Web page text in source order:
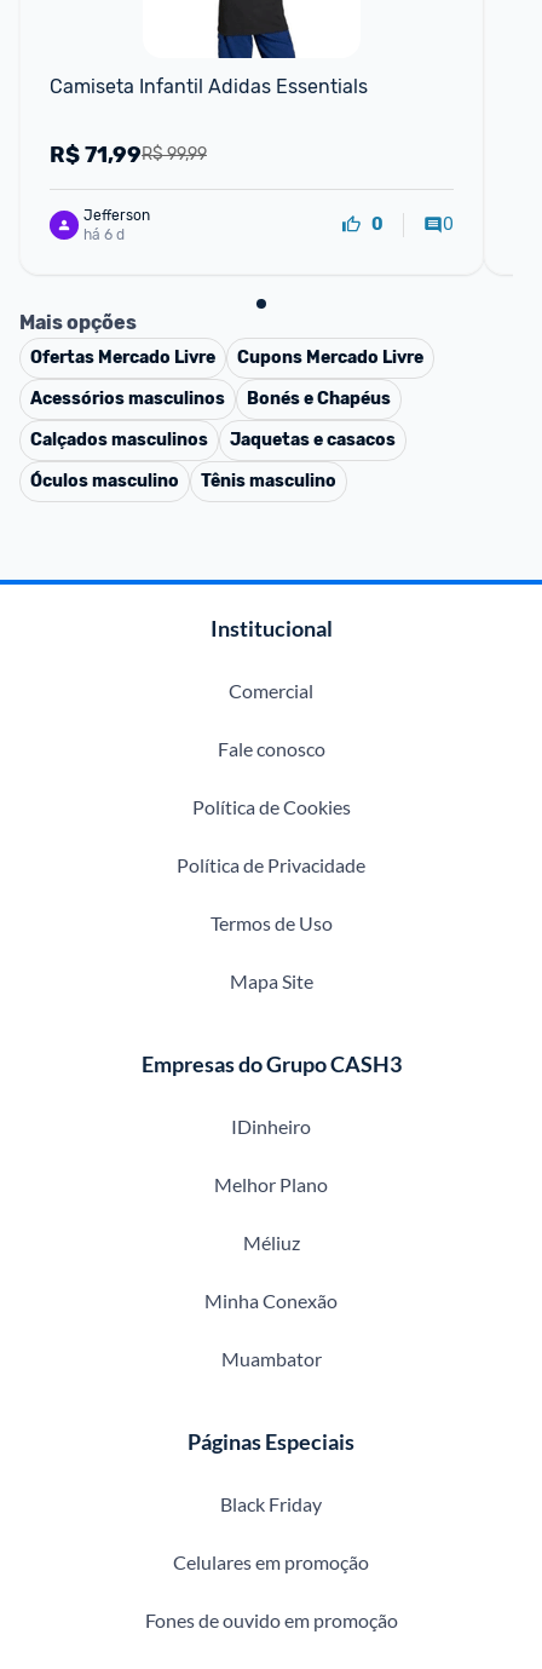
Camiseta Infantil Adidas Essentials
R$ 99,99
R$71,99
Jefferson
há 6 d
0 0
Mais opções
Ofertas Mercado Livre Cupons Mercado Livre
Acessórios masculinos
Bonés e Chapéus
Calçados masculinos
Jaquetas e casacos
Óculos masculino
Tênis masculino
Institucional
Comercial
Fale conosco
Política de Cookies
Política de Privacidade
Termos de Uso
Mapa Site
Empresas do Grupo CASH3
IDinheiro
Melhor Plano
Méliuz
Minha Conexão
Muambator
Páginas Especiais
Black Friday
Celulares em promoção
Fones de ouvido em promoção